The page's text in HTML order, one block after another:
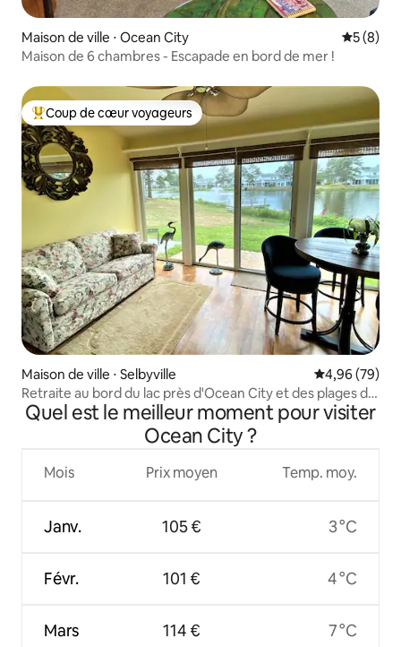
Maison de ville ⋅ Ocean City
5 (8)
Maison de 6 chambres - Escapade en bord de mer !
Coups de cœur voyageurs les plus appréciés
Coup de cœur voyageurs
Maison de ville ⋅ Selbyville Évaluation
4,96 (79)
Retraite au bord du lac près d'Ocean City et des plages du
Delaware
Quel est le meilleur moment pour visiter
Ocean City ?
Mois
Janv.
Févr.
Mars
Prix moyen
105 €
101 €
114 €
Temp. moy.
3 °C
4 °C
7 °C